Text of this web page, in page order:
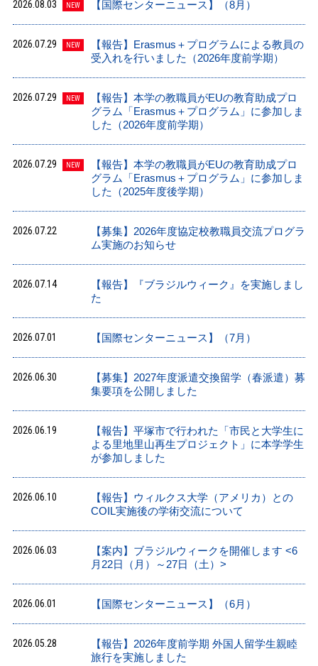
2026.08.03 NEW 【国際センターニュース】（8月）
2026.07.29 NEW
【報告】Erasmus＋プログラムによる教員の
受入れを行いました（2026年度前学期）
2026.07.29 NEW
【報告】本学の教職員がEUの教育助成プロ
グラム「Erasmus＋プログラム」に参加しま
した（2026年度前学期）
2026.07.29 NEW
【報告】本学の教職員がEUの教育助成プロ
グラム「Erasmus＋プログラム」に参加しま
した（2025年度後学期）
2026.07.22
【募集】2026年度協定校教職員交流プログラ
ム実施のお知らせ
2026.07.14
【報告】『ブラジルウィーク』を実施しまし
た
2026.07.01 【国際センターニュース】（7月）
2026.06.30
【募集】2027年度派遣交換留学（春派遣）募
集要項を公開しました
2026.06.19
【報告】平塚市で行われた「市民と大学生に
よる里地里山再生プロジェクト」に本学学生
が参加しました
2026.06.10
【報告】ウィルクス大学（アメリカ）との
COIL実施後の学術交流について
2026.06.03
【案内】ブラジルウィークを開催します <6
月22日（月）～27日（土）>
2026.06.01 【国際センターニュース】（6月）
2026.05.28
【報告】2026年度前学期 外国人留学生親睦
旅行を実施しました